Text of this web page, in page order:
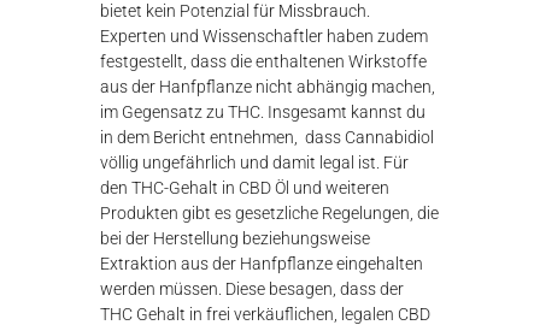
λ
ο
γ
ή
ς
bietet kein Potenzial für Missbrauch.
Experten und Wissenschaftler haben zudem
festgestellt, dass die enthaltenen Wirkstoffe
aus der Hanfpflanze nicht abhängig machen,
im Gegensatz zu THC. Insgesamt kannst du
in dem Bericht entnehmen, dass Cannabidiol
völlig ungefährlich und damit legal ist. Für
den THC-Gehalt in CBD Öl und weiteren
Produkten gibt es gesetzliche Regelungen, die
bei der Herstellung beziehungsweise
Extraktion aus der Hanfpflanze eingehalten
werden müssen. Diese besagen, dass der
THC Gehalt in frei verkäuflichen, legalen CBD